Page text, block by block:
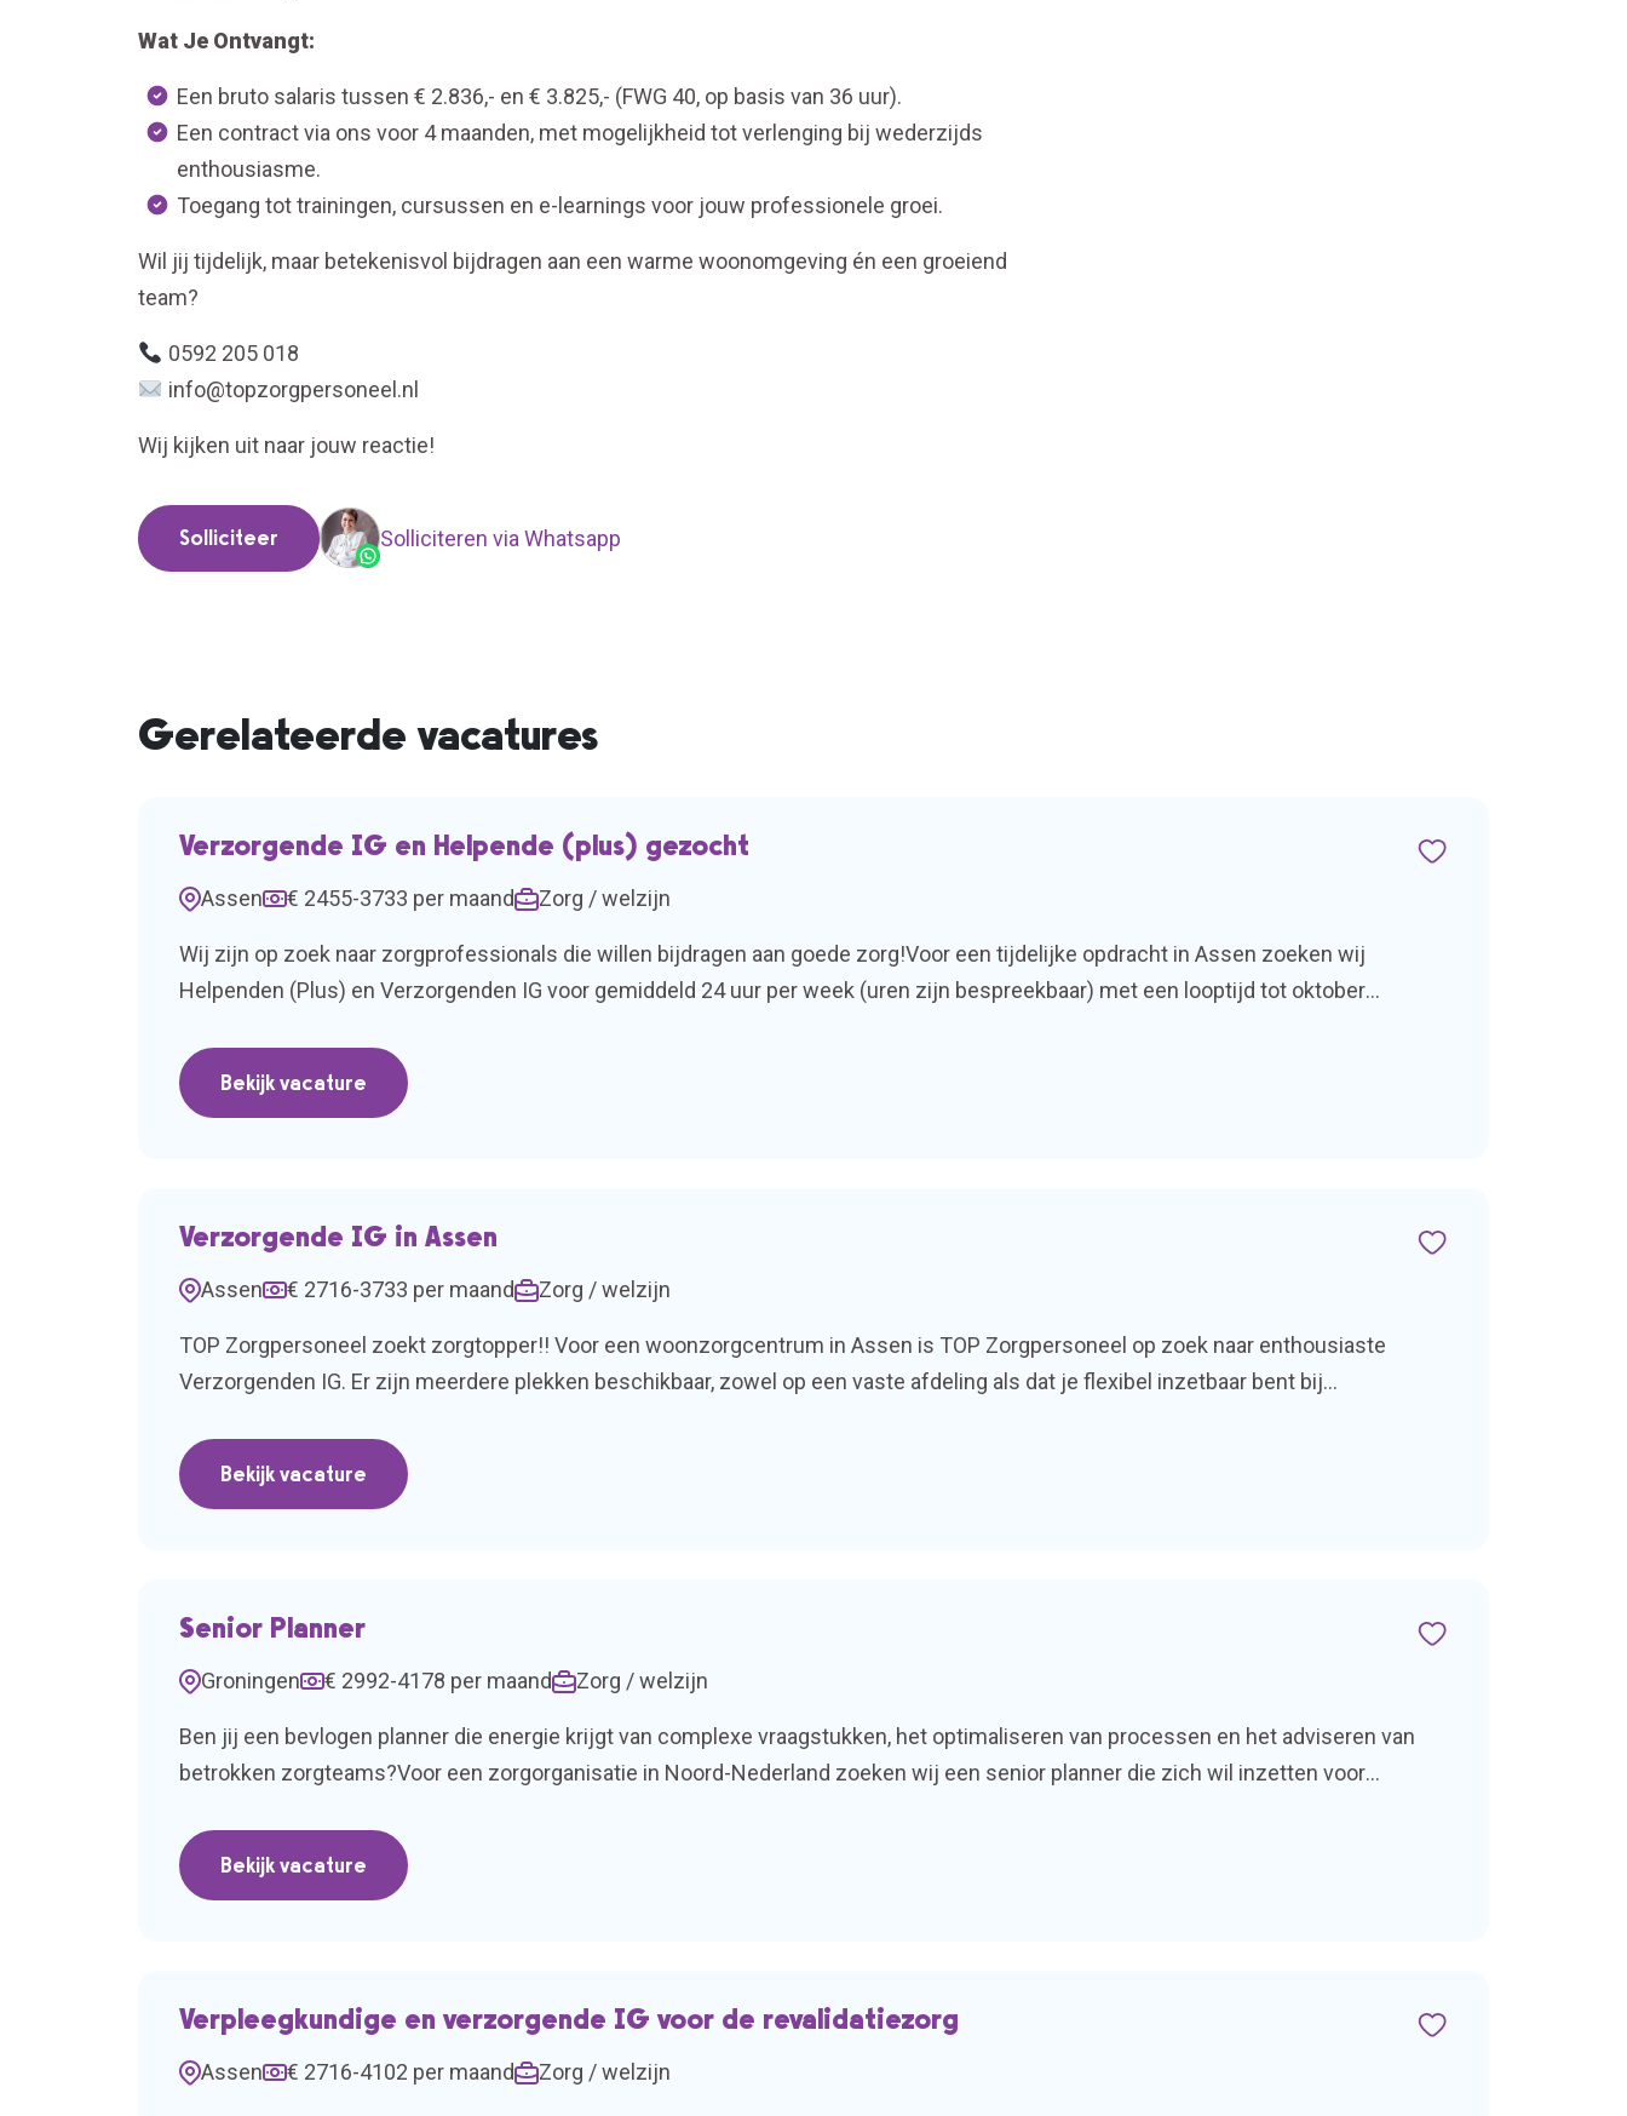
Wat Je Ontvangt:
Een bruto salaris tussen € 2.836,- en € 3.825,- (FWG 40, op basis van 36 uur).
Een contract via ons voor 4 maanden, met mogelijkheid tot verlenging bij wederzijds
enthousiasme.
Toegang tot trainingen, cursussen en e-learnings voor jouw professionele groei.
Wil jij tijdelijk, maar betekenisvol bijdragen aan een warme woonomgeving én een groeiend
team?
0592 205 018
info@topzorgpersoneel.nl
Wij kijken uit naar jouw reactie!
Solliciteer Solliciteren via Whatsapp
Gerelateerde vacatures
Verzorgende IG en Helpende (plus) gezocht
Assen € 2455-3733 per maand Zorg / welzijn
Wij zijn op zoek naar zorgprofessionals die willen bijdragen aan goede zorg!Voor een tijdelijke opdracht in Assen zoeken wij
Helpenden (Plus) en Verzorgenden IG voor gemiddeld 24 uur per week (uren zijn bespreekbaar) met een looptijd tot oktober
Bekijk vacature
Verzorgende IG in Assen
Assen € 2716-3733 per maand Zorg / welzijn
TOP Zorgpersoneel zoekt zorgtopper!! Voor een woonzorgcentrum in Assen is TOP Zorgpersoneel op zoek naar enthousiaste
Verzorgenden IG. Er zijn meerdere plekken beschikbaar, zowel op een vaste afdeling als dat je flexibel inzetbaar bent bij
Bekijk vacature
Senior Planner
Groningen € 2992-4178 per maand Zorg / welzijn
Ben jij een bevlogen planner die energie krijgt van complexe vraagstukken, het optimaliseren van processen en het adviseren van
betrokken zorgteams?Voor een zorgorganisatie in Noord-Nederland zoeken wij een senior planner die zich wil inzetten voor
rechtstreeks in dienst […]
Bekijk vacature
Verpleegkundige en verzorgende IG voor de revalidatiezorg
Assen € 2716-4102 per maand Zorg / welzijn